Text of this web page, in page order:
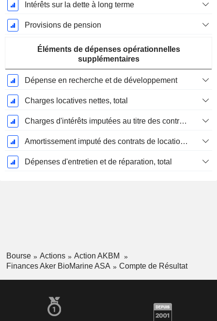
Intérêts sur la dette à long terme
Provisions de pension
Éléments de dépenses opérationnelles
supplémentaires
Dépense en recherche et de développement
Charges locatives nettes, total
Charges d'intérêts imputées au titre des contrats de location
Amortissement imputé des contrats de location simple
Dépenses d'entretien et de réparation, total
Bourse Actions
Action AKBM
Finances Aker BioMarine ASA
Compte de Résultat